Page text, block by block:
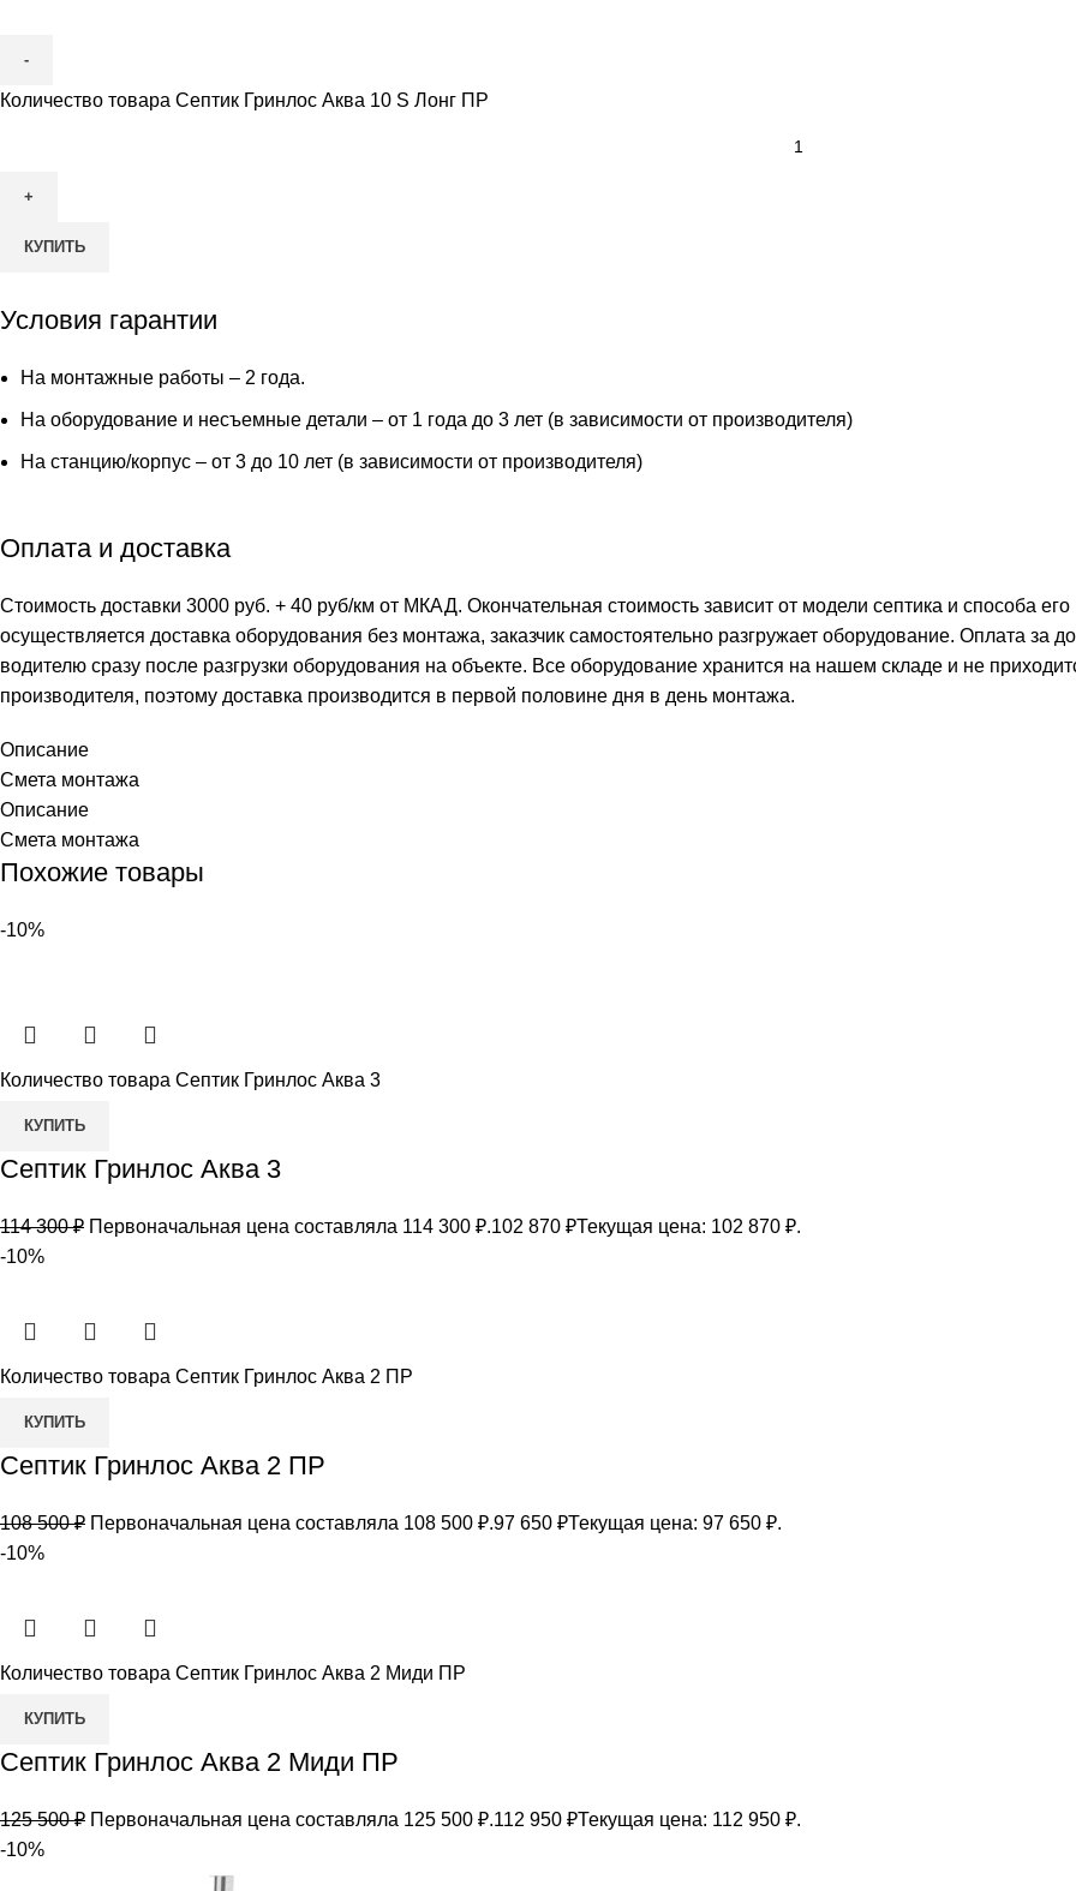
Количество товара Септик Гринлос Аква 10 S Лонг ПР
КУПИТЬ
Условия гарантии
На монтажные работы – 2 года.
На оборудование и несъемные детали – от 1 года до 3 лет (в зависимости от производителя)
На станцию/корпус – от 3 до 10 лет (в зависимости от производителя)
Оплата и доставка
Стоимость доставки 3000 руб. + 40 руб/км от МКАД. Окончательная стоимость зависит от модели септика и способа
осуществляется доставка оборудования без монтажа, заказчик самостоятельно разгружает оборудование. Оплата за
водителю сразу после разгрузки оборудования на объекте. Все оборудование хранится на нашем складе и не
производителя, поэтому доставка производится в первой половине дня в день монтажа.
Описание
Смета монтажа
Описание
Смета монтажа
Похожие товары
-10%
Количество товара Септик Гринлос Аква 3
КУПИТЬ
Септик Гринлос Аква 3
114 300₽ Первоначальная цена составляла 114 300 ₽.102 870 ₽Текущая цена: 102 870 ₽.
-10%
Количество товара Септик Гринлос Аква 2 ПР
КУПИТЬ
Септик Гринлос Аква 2 ПР
108 500₽ Первоначальная цена составляла 108 500 ₽.97 650 ₽Текущая цена: 97 650 ₽.
-10%
Количество товара Септик Гринлос Аква 2 Миди ПР
КУПИТЬ
Септик Гринлос Аква 2 Миди ПР
125 500₽ Первоначальная цена составляла 125 500 ₽.112 950 ₽Текущая цена: 112 950 ₽.
-10%